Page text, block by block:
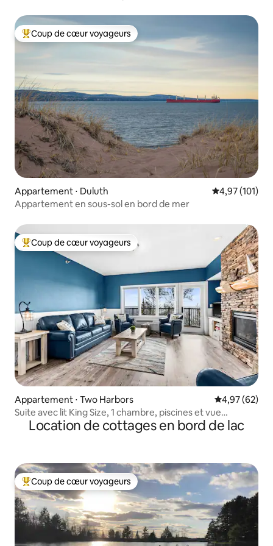
Coups de cœur voyageurs les plus appréciés
Coup de cœur voyageurs
Appartement ⋅ Duluth Évaluation
4,97 (101)
Appartement en sous-sol en bord de mer
Coups de cœur voyageurs les plus appréciés
Coup de cœur voyageurs
Appartement ⋅ Two Harbors Évaluation
4,97 (62)
Suite avec lit King Size, 1 chambre, piscines et vue
imprenable
Location de cottages en bord de lac
Coups de cœur voyageurs les plus appréciés
Coup de cœur voyageurs